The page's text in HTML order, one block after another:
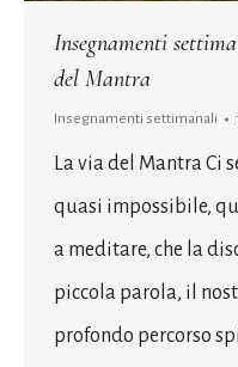
Insegnamenti
del Mantra
Insegnamenti settimanali
La via del Mantra Ci
quasi impossibile,
a meditare, che la
piccola parola, il
profondo percorso